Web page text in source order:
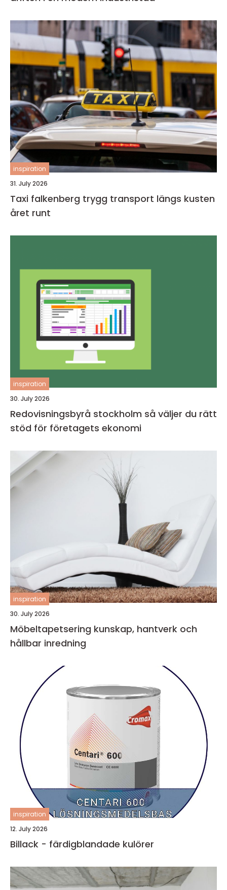
inspiration
31. July 2026
Taxi falkenberg trygg transport längs kusten
året runt
inspiration
30. July 2026
Redovisningsbyrå stockholm så väljer du rätt
stöd för företagets ekonomi
inspiration
30. July 2026
Möbeltapetsering kunskap, hantverk och
hållbar inredning
inspiration
12. July 2026
Billack - färdigblandade kulörer